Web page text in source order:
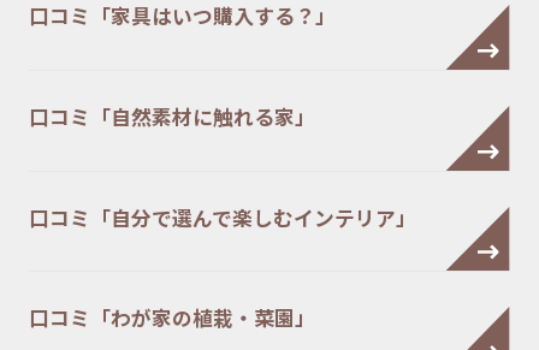
口コミ「家具はいつ購入する？」
口コミ「自然素材に触れる家」
口コミ「自分で選んで楽しむインテリア」
口コミ「わが家の植栽・菜園」